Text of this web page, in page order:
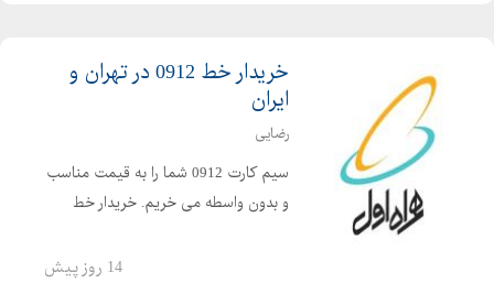
خریدار خط 0912 در تهران و
ایران
رضایی
سیم کارت 0912 شما را به قیمت مناسب
و بدون واسطه می خریم. خریدار خط
14 روز پیش